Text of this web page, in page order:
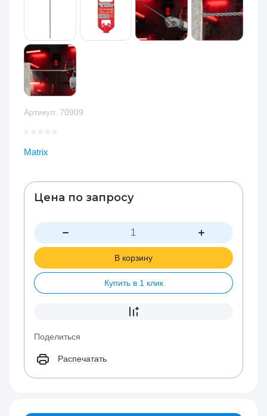
Артикул: 70909
Matrix
Цена по запросу
В корзину
Купить в 1 клик
Поделиться
Распечатать